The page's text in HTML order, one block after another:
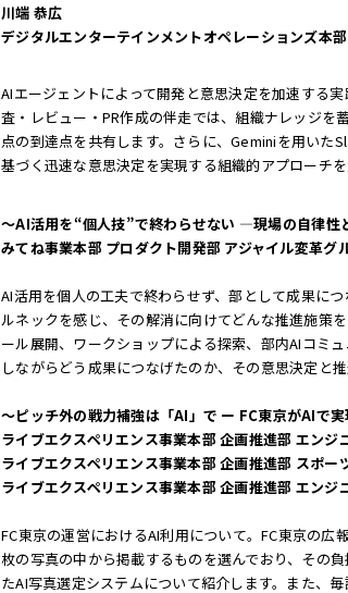
川端 恭広
デジタルエンターテインメントオペレーションズ本
AIエージェントによって開発と意思決定を加速する
査・レビュー・PR作成の伴走では、組織ナレッジを
点の到達点を共有します。さらに、Geminiを用いた
基づく迅速な意思決定を実現する組織的アプローチを
〜AI活用を“個人技”で終わらせない ―現場の自律性
みてね事業本部 プロダクト開発部 アジャイル変革
AI活用を個人の工夫で終わらせず、部として成果に
ルネックを感じ、その解消に向けてどんな推進施策
ール展開、ワークショップによる探索、部内AIコミ
しながらどう成果につなげたのか、その意思決定と推
〜ピッチ外の戦力補強は「AI」で ー FC東京がAIで
ライブエクスペリエンス事業本部 企画推進部 エン
ライブエクスペリエンス事業本部 企画推進部 スポ
ライブエクスペリエンス事業本部 企画推進部 エン
FC東京の運営におけるAI利用について。FC東京の
枚の写真の中から掲載するものを選んでおり、その
たAI写真選定システムについて紹介します。また、